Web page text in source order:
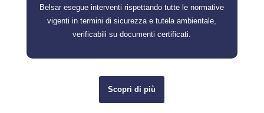
Belsar esegue interventi rispettando tutte le normative
vigenti in termini di sicurezza e tutela ambientale,
verificabili su documenti certificati.
Scopri di più